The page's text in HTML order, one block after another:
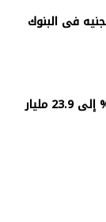
فى البنوك
ارتفاع إيرادات مجموعة إعمار 21% إلى 23.9 مليار